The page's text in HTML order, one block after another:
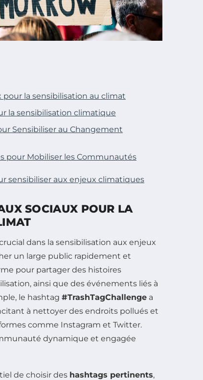
pour la sensibilisation au climat
la sensibilisation climatique
Sensibiliser au Changement
pour Mobiliser les Communautés
sensibiliser aux enjeux climatiques
SOCIAUX POUR LA
dans la sensibilisation aux enjeux
un large public rapidement et
pour partager des histoires
ainsi que des événements liés à
le hashtag #TrashTagChallenge a
à nettoyer des endroits pollués et
comme Instagram et Twitter.
dynamique et engagée
de choisir des hashtags pertinents,